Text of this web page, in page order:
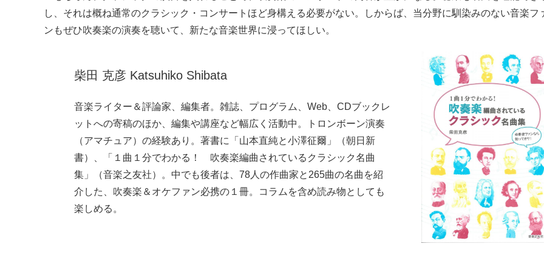
し、それは概ね通常のクラシック・コンサートほど身構える必要がない。しからば、当分野に馴染みのない音楽フ
ンもぜひ吹奏楽の演奏を聴いて、新たな音楽世界に浸ってほしい。
柴田 克彦 Katsuhiko Shibata
音楽ライター＆評論家、編集者。雑誌、プログラム、Web、CDブックレ
ットへの寄稿のほか、編集や講座など幅広く活動中。トロンボーン演奏
（アマチュア）の経験あり。著書に「山本直純と小澤征爾」（朝日新
書）、「１曲１分でわかる！ 吹奏楽編曲されているクラシック名曲
集」（音楽之友社）。中でも後者は、78人の作曲家と265曲の名曲を紹
介した、吹奏楽＆オケファン必携の１冊。コラムを含め読み物としても
楽しめる。